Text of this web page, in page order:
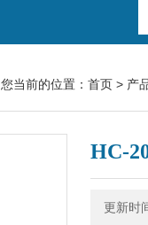
您当前的位置： 首页 > 产
HC-
更新时